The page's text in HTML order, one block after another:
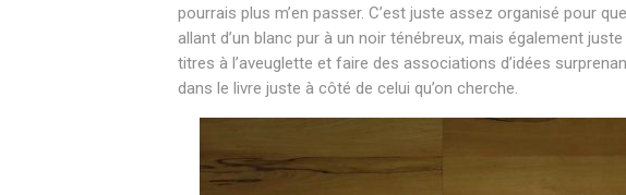
pourrais plus m’en passer. C’est juste assez organisé pour
allant d’un blanc pur à un noir ténébreux, mais également
titres à l’aveuglette et faire des associations d’idées
dans le livre juste à côté de celui qu’on cherche.